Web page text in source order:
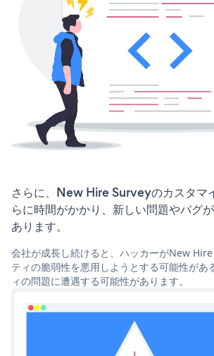
さらに、New Hire Surveyのカスタマ
らに時間がかかり、新しい問題やバグ
あります。
会社が成長し続けると、ハッカーがNew
ティの脆弱性を悪用しようとする可能性があ
ィの問題に遭遇する可能性があります。